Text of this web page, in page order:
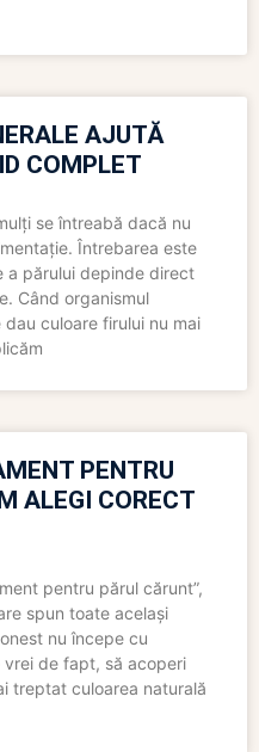
AJUTĂ
COMPLET
se întreabă dacă nu
Întrebarea este
a părului depinde direct
Când organismul
culoare firului nu mai
PENTRU
ALEGI CORECT
pentru părul cărunt”,
spun toate același
nu începe cu
de fapt, să acoperi
treptat culoarea naturală